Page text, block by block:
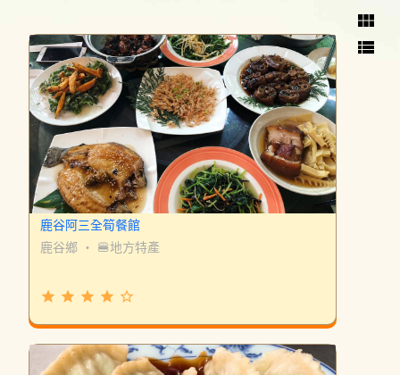
view_module
view_list
鹿谷阿三全筍餐館
鹿谷鄉 ・ 🍔地方特產
grade grade grade grade star_border